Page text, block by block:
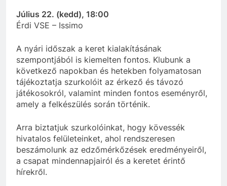
Július 22. (kedd), 18:00
Érdi VSE – Issimo
A nyári időszak a keret kialakításának
szempontjából is kiemelten fontos. Klubunk a
következő napokban és hetekben folyamatosan
tájékoztatja szurkolóit az érkező és távozó
játékosokról, valamint minden fontos eseményről,
amely a felkészülés során történik.
Arra biztatjuk szurkolóinkat, hogy kövessék
hivatalos felületeinket, ahol rendszeresen
beszámolunk az edzőmérkőzések eredményeiről,
a csapat mindennapjairól és a keretet érintő
hírekről.